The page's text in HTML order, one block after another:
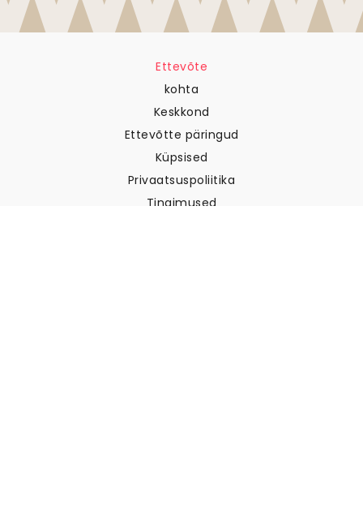
Ettevõte
kohta
Keskkond
Ettevõtte päringud
Küpsised
Privaatsuspoliitika
Tingimused